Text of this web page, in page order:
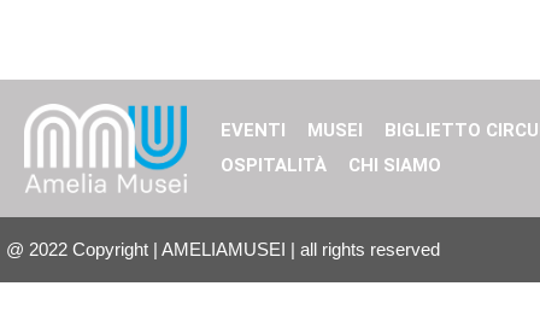
EVENTI MUSEI BIGLIETTO
OSPITALITÀ
CHI SIAMO
@ 2022 Copyright | AMELIAMUSEI | all rights reserved